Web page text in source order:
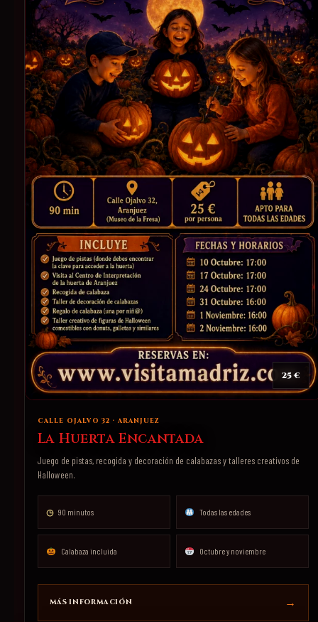
25 €
CALLE OJALVO 32 · ARANJUEZ
La Huerta Encantada
Juego de pistas, recogida y decoración de calabazas y talleres creativos de
Halloween.
◷ 90 minutos Todas las edades
Calabaza incluida Octubre y noviembre
MÁS INFORMACIÓN